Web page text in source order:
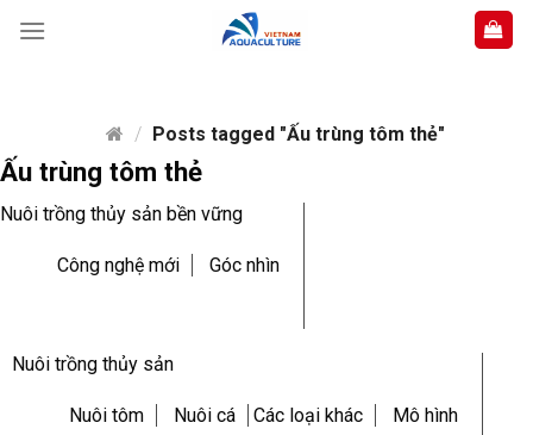
/ Posts tagged "Ấu trùng tôm thẻ"
Ấu trùng tôm thẻ
Nuôi trồng thủy sản bền vững
Công nghệ mới Góc nhìn
Nuôi trồng thủy sản
Nuôi tôm Nuôi cá Các loại khác Mô hình